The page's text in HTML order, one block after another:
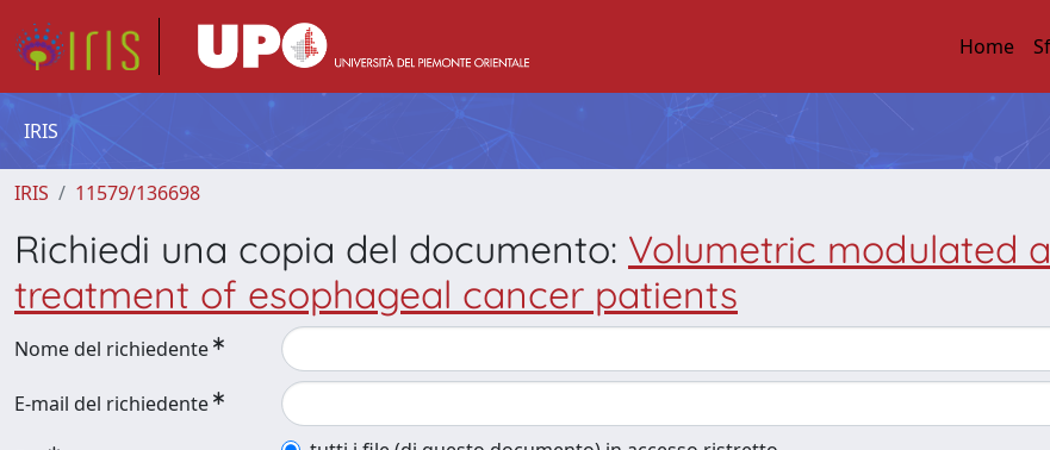
Home
IRIS
IRIS 11579/136698
Richiedi una copia del documento: Volumetric modulated
treatment of esophageal cancer patients
Nome del richiedente
E-mail del richiedente